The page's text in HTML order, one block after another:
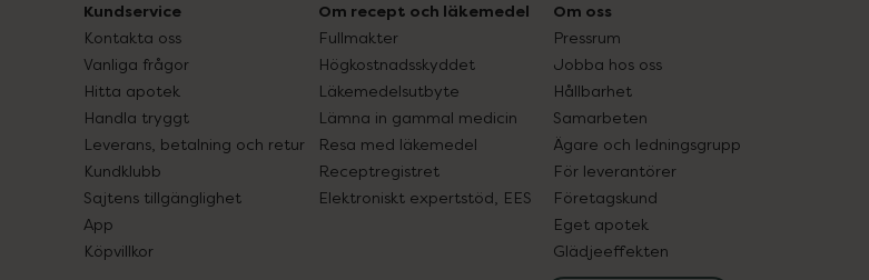
Kundservice
Kontakta oss
Vanliga frågor
Hitta apotek
Handla tryggt
Leverans, betalning och retur
Kundklubb
Sajtens tillgänglighet
App
Köpvillkor
Om recept och läkemedel
Fullmakter
Högkostnadsskyddet
Läkemedelsutbyte
Lämna in gammal medicin
Resa med läkemedel
Receptregistret
Elektroniskt expertstöd, EES
Om oss
Pressrum
Jobba hos oss
Hållbarhet
Samarbeten
Ägare och ledningsgrupp
För leverantörer
Företagskund
Eget apotek
Glädjeeffekten